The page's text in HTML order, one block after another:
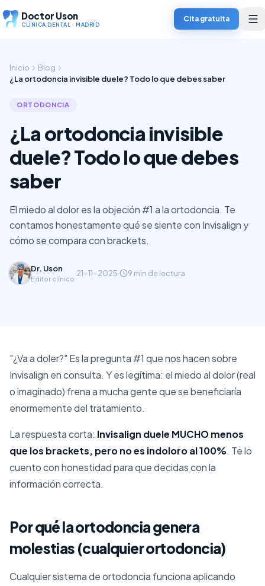
Doctor Uson
CLÍNICA DENTAL · MADRID
Cita gratuita
Inicio
Blog
¿La ortodoncia invisible duele? Todo lo que debes saber
ORTODONCIA
¿La ortodoncia invisible
duele? Todo lo que debes
saber
El miedo al dolor es la objeción #1 a la ortodoncia. Te
contamos honestamente qué se siente con Invisalign y
cómo se compara con brackets.
Dr. Uson
Editor clínico
·21-11-2025· 9 min de lectura
"¿Va a doler?" Es la pregunta #1 que nos hacen sobre
Invisalign en consulta. Y es legítima: el miedo al dolor (real
o imaginado) frena a mucha gente que se beneficiaría
enormemente del tratamiento.
La respuesta corta: Invisalign duele MUCHO menos
que los brackets, pero no es indoloro al 100%. Te lo
cuento con honestidad para que decidas con la
información correcta.
Por qué la ortodoncia genera
molestias (cualquier ortodoncia)
Cualquier sistema de ortodoncia funciona aplicando